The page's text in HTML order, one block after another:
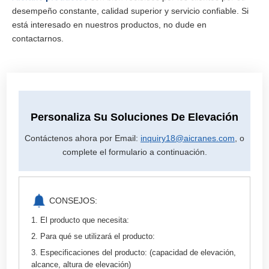
desempeño constante, calidad superior y servicio confiable. Si
está interesado en nuestros productos, no dude en
contactarnos.
Personaliza Su Soluciones De Elevación
Contáctenos ahora por Email: inquiry18@aicranes.com , o
complete el formulario a continuación.